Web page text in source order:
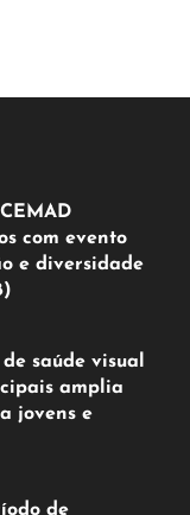
com evento
e diversidade
saúde visual
amplia
jovens e
de